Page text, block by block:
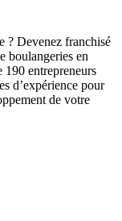
? Devenez franchisé
boulangeries en
190 entrepreneurs
d’expérience pour
de votre